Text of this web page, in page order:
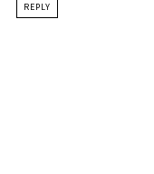
REPLY